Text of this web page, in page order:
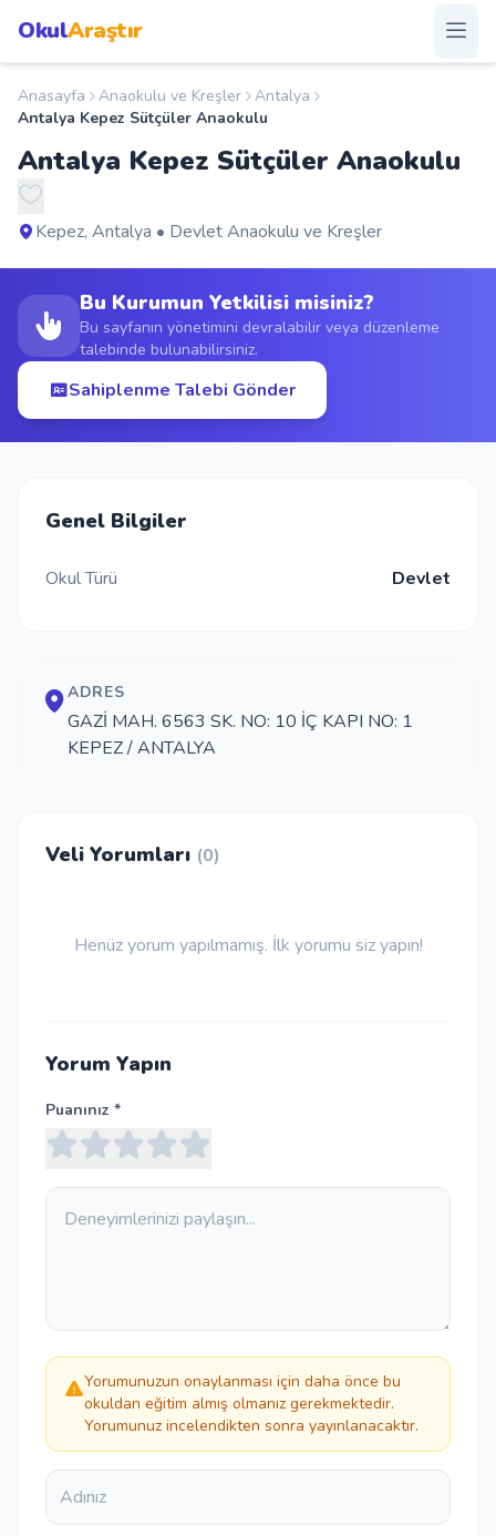
OkulAraştır
Anasayfa
Okullar
Şehirler
Kampanyalar
Duyurular
S.S.S.
Okul Ekle
Anasayfa Anaokulu ve Kreşler
Antalya
Antalya Kepez Sütçüler Anaokulu
Antalya Kepez Sütçüler Anaokulu
Kepez, Antalya • Devlet Anaokulu ve Kreşler
Bu Kurumun Yetkilisi misiniz?
Bu sayfanın yönetimini devralabilir veya düzenleme
talebinde bulunabilirsiniz.
Sahiplenme Talebi Gönder
Genel Bilgiler
Okul Türü Devlet
ADRES
GAZİ MAH. 6563 SK. NO: 10 İÇ KAPI NO: 1
KEPEZ / ANTALYA
Veli Yorumları (0)
Henüz yorum yapılmamış. İlk yorumu siz yapın!
Yorum Yapın
Puanınız *
Yorumunuzun onaylanması için daha önce bu
okuldan eğitim almış olmanız gerekmektedir.
Yorumunuz incelendikten sonra yayınlanacaktır.